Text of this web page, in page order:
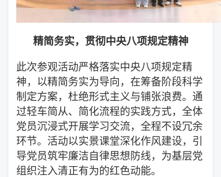
精简务实，贯彻中央八项规定精神
此次参观活动严格落实中央八项规定精
神，以精简务实为导向，在筹备阶段科学
制定方案，杜绝形式主义与铺张浪费。通
过轻车简从、简化流程的实践方式，全体
党员沉浸式开展学习交流，全程不设冗余
环节。活动以实景课堂深化作风建设，引
导党员筑牢廉洁自律思想防线，为基层党
组织注入清正有为的红色动能。